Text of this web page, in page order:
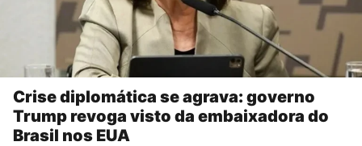
Crise diplomática se agrava: governo
Trump revoga visto da embaixadora do
Brasil nos EUA